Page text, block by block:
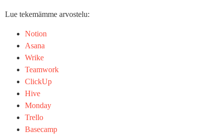
Lue tekemämme arvostelu:
Notion
Asana
Wrike
Teamwork
ClickUp
Hive
Monday
Trello
Basecamp